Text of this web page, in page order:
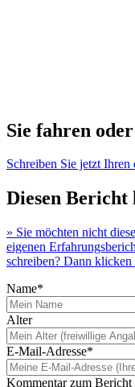
Sie fahren
Schreiben Sie jetzt
Diesen
» Sie möchten nicht
eigenen
schreiben? Dann klicken
Name*
Alter
E-Mail-Adresse*
Kommentar zum